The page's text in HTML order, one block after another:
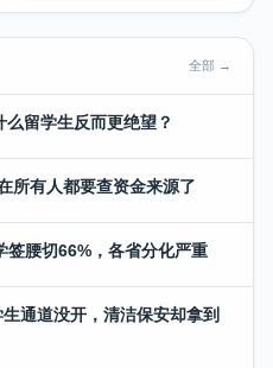
全部 →
留学生反而更绝望？
所有人都要查资金来源了
签腰切66%，各省分化严重
通道没开，清洁保安却拿到